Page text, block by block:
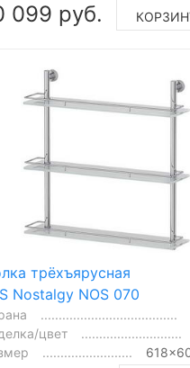
099 руб.
трёхъярусная
Nostalgy NOS 070
цвет